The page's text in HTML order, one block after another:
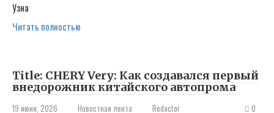
Узна
Читать полностью
Title: CHERY Very: Как создавался первый
внедорожник китайского автопрома
19 июня, 2026 Новостная лента Redactor 0